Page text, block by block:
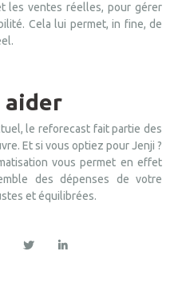
les ventes réelles, pour gérer
Cela lui permet, in fine, de
aider
le reforecast fait partie des
Et si vous optiez pour Jenji ?
vous permet en effet
des dépenses de votre
et équilibrées.